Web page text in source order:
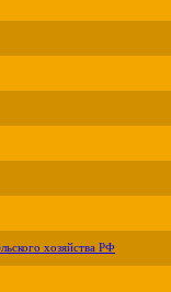
хозяйства РФ